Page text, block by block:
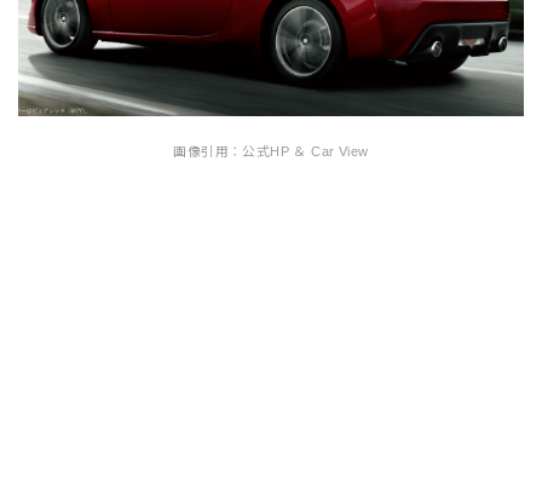
画像引用：公式HP ＆ Car View